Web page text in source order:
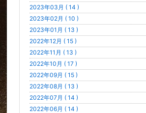
2023年03月 ( 14 )
2023年02月 ( 10 )
2023年01月 ( 13 )
2022年12月 ( 15 )
2022年11月 ( 13 )
2022年10月 ( 17 )
2022年09月 ( 15 )
2022年08月 ( 13 )
2022年07月 ( 14 )
2022年06月 ( 14 )